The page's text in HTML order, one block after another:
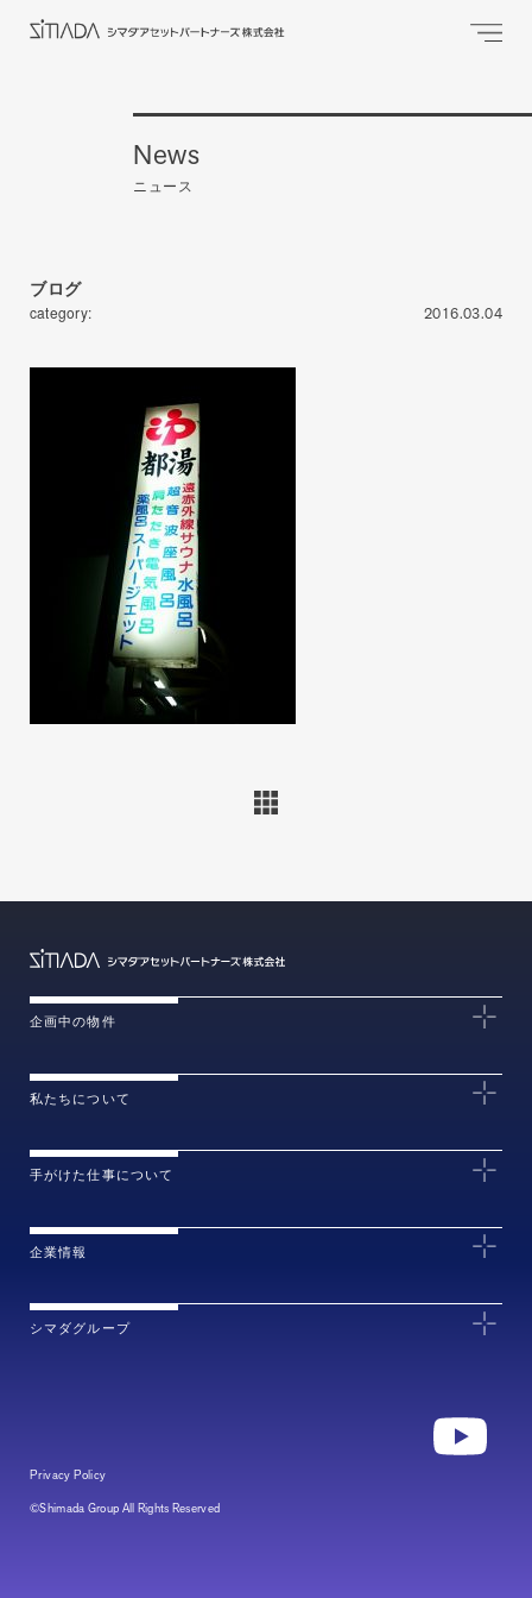
News
ニュース
ブログ
category: 2016.03.04
企画中の物件
私たちについて
手がけた仕事について
企業情報
シマダグループ
Privacy Policy
©Shimada Group All Rights Reserved